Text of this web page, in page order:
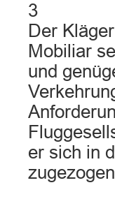
3
Der
Mobiliar
und
er sich in